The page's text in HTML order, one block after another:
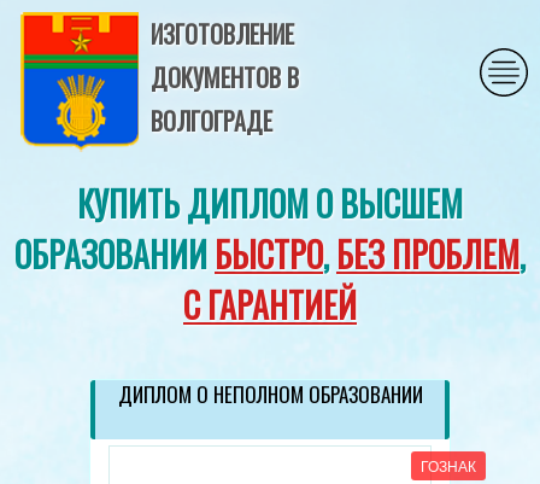
ИЗГОТОВЛЕНИЕ
ДОКУМЕНТОВ В
ВОЛГОГРАДЕ
КУПИТЬ ДИПЛОМ О ВЫСШЕМ
ОБРАЗОВАНИИБЫСТРО,БЕЗ ПРОБЛЕМ,
С ГАРАНТИЕЙ
ДИПЛОМ О НЕПОЛНОМ ОБРАЗОВАНИИ
ГОЗНАК